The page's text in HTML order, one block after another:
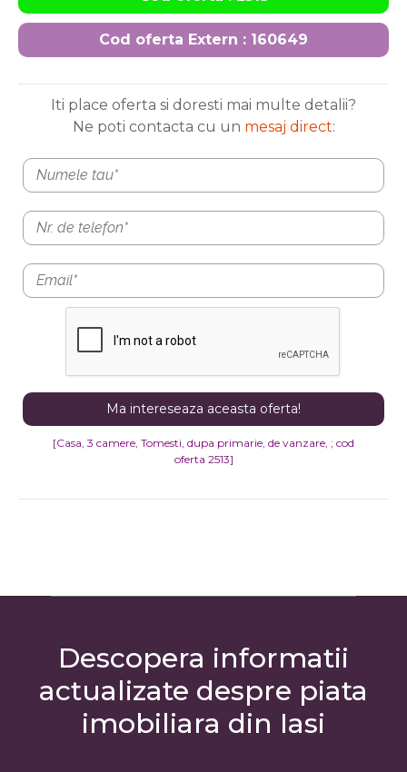
Cod oferta Extern : 160649
Iti place oferta si doresti mai multe detalii?
Ne poti contacta cu un mesaj direct:
[Casa, 3 camere, Tomesti, dupa primarie, de vanzare, ; cod
oferta 2513]
Descopera informatii
actualizate despre piata
imobiliara din Iasi